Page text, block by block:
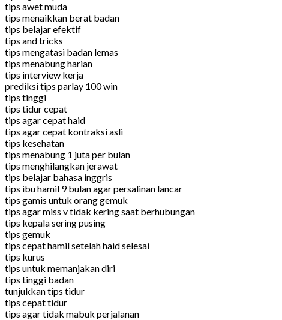
tips awet muda
tips menaikkan berat badan
tips belajar efektif
tips and tricks
tips mengatasi badan lemas
tips menabung harian
tips interview kerja
prediksi tips parlay 100 win
tips tinggi
tips tidur cepat
tips agar cepat haid
tips agar cepat kontraksi asli
tips kesehatan
tips menabung 1 juta per bulan
tips menghilangkan jerawat
tips belajar bahasa inggris
tips ibu hamil 9 bulan agar persalinan lancar
tips gamis untuk orang gemuk
tips agar miss v tidak kering saat berhubungan
tips kepala sering pusing
tips gemuk
tips cepat hamil setelah haid selesai
tips kurus
tips untuk memanjakan diri
tips tinggi badan
tunjukkan tips tidur
tips cepat tidur
tips agar tidak mabuk perjalanan